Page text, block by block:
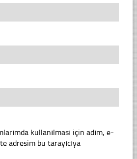
kullanılması için adım, e-
adresim bu tarayıcıya